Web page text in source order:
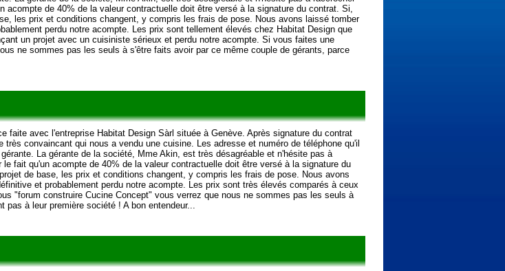
de 40% de la valeur contractuelle doit être versé à la signature du contrat. Si,
les prix et conditions changent, y compris les frais de pose. Nous avons laissé tomber
perdu notre acompte. Les prix sont tellement élevés chez Habitat Design que
un projet avec un cuisiniste sérieux et perdu notre acompte. Si vous faites une
ne sommes pas les seuls à s'être faits avoir par ce même couple de gérants, parce
faite avec l'entreprise Habitat Design Sàrl située à Genève. Après signature du contrat
convaincant qui nous a vendu une cuisine. Les adresse et numéro de téléphone qu'il
La gérante de la société, Mme Akin, est très désagréable et n'hésite pas à
fait qu'un acompte de 40% de la valeur contractuelle doit être versé à la signature du
de base, les prix et conditions changent, y compris les frais de pose. Nous avons
et probablement perdu notre acompte. Les prix sont très élevés comparés à ceux
"forum construire Cucine Concept" vous verrez que nous ne sommes pas les seuls à
à leur première société ! A bon entendeur...